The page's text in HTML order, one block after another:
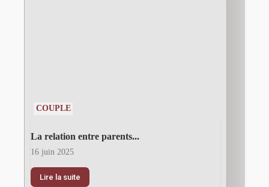
COUPLE
La relation entre parents...
16 juin 2025
Lire la suite